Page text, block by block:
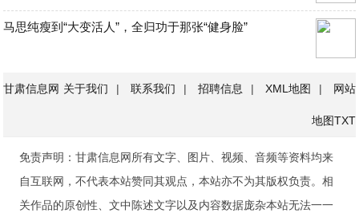
马思纯瘦到“大变活人”，全归功于那张“健身脸”
甘肃信息网 关于我们 | 联系我们 | 招聘信息 | XML地图 | 网站
地图TXT
免责声明：甘肃信息网所有文字、图片、视频、音频等资料均来
自互联网，不代表本站赞同其观点，本站亦不为其版权负责。相
关作品的原创性、文中陈述文字以及内容数据庞杂本站无法一一